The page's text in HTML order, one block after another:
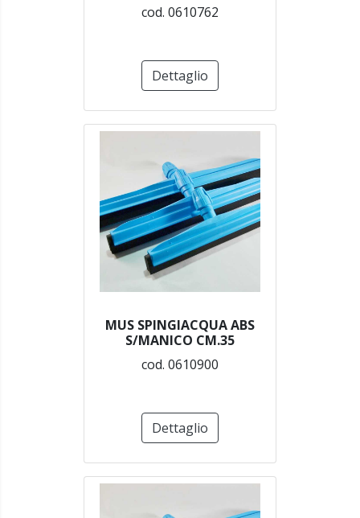
cod. 0610762
Dettaglio
MUS SPINGIACQUA ABS
S/MANICO CM.35
cod. 0610900
Dettaglio